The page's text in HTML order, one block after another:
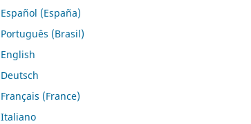
Español (España)
Português (Brasil)
English
Deutsch
Français (France)
Italiano